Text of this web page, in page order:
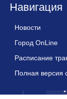
Навигация
Новости
Город OnLine
Расписание
Полная версия